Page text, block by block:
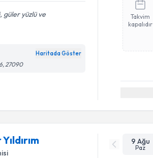
güler yüzlü ve
Haritada Göster
27090
Takvim
kapalıdır
9 Ağu
Paz